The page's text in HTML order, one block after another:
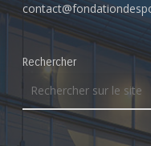
Rechercher